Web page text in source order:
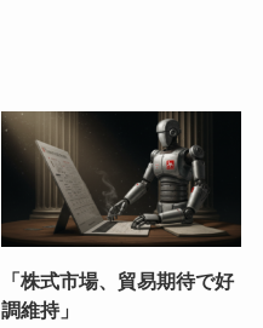
「株式市場、貿易期待で好
調維持」